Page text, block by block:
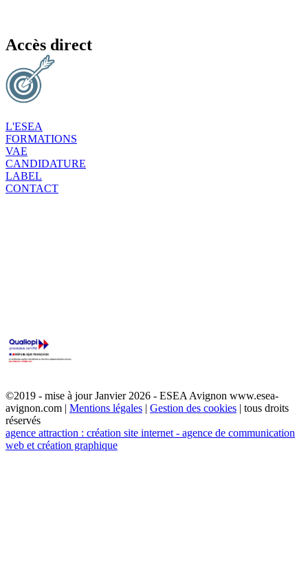
Accès direct
L'ESEA
FORMATIONS
VAE
CANDIDATURE
LABEL
CONTACT
©2019 - mise à jour Janvier 2026 - ESEA Avignon www.esea-
avignon.com | Mentions légales | Gestion des cookies | tous droits
réservés
agence attraction : création site internet - agence de communication
web et création graphique